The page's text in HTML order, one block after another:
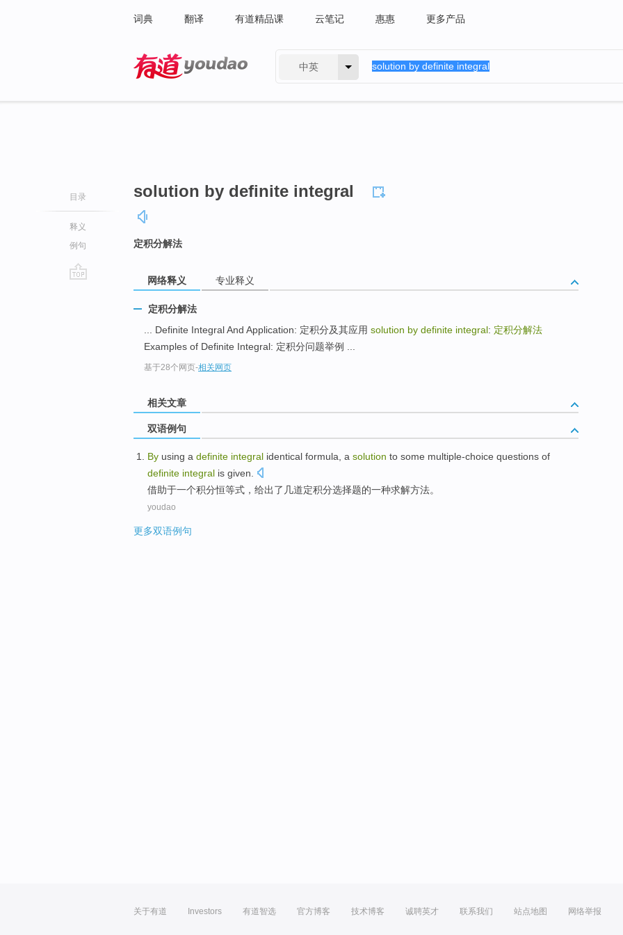
词典 翻译 有道精品课 云笔记 惠惠 更多产品
中英
目录
释义
例句
solution by definite integral
定积分解法
网络释义 专业释义
定积分解法
... Definite Integral And Application: 定积分及其应用 solution by definite integral: 定积分解法
Examples of Definite Integral: 定积分问题举例 ...
基于28个网页-相关网页
相关文章
双语例句
By using a definite integral identical formula , a solution to some multiple-choice questions of
definite integral is given
借助于一个积分恒等式 ， 给出了 几道定积分选择题的一种求解方法。
youdao
更多双语例句
关于有道 Investors 有道智选 官方博客 技术博客 诚聘英才 联系我们 站点地图 网络举报